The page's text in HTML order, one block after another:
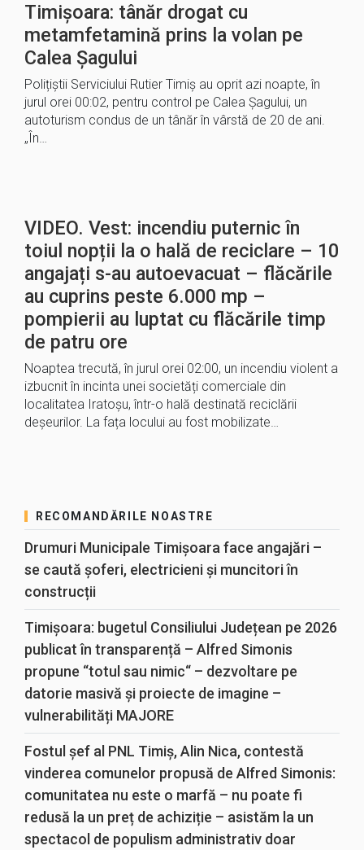
Timișoara: tânăr drogat cu
metamfetamină prins la volan pe
Calea Șagului
Polițiștii Serviciului Rutier Timiș au oprit azi noapte, în
jurul orei 00:02, pentru control pe Calea Șagului, un
autoturism condus de un tânăr în vârstă de 20 de ani.
„În…
VIDEO. Vest: incendiu puternic în
toiul nopții la o hală de reciclare – 10
angajați s-au autoevacuat – flăcările
au cuprins peste 6.000 mp –
pompierii au luptat cu flăcările timp
de patru ore
Noaptea trecută, în jurul orei 02:00, un incendiu violent a
izbucnit în incinta unei societăți comerciale din
localitatea Iratoșu, într-o hală destinată reciclării
deșeurilor. La fața locului au fost mobilizate…
RECOMANDĂRILE NOASTRE
Drumuri Municipale Timișoara face angajări –
se caută șoferi, electricieni și muncitori în
construcții
Timișoara: bugetul Consiliului Județean pe 2026
publicat în transparență – Alfred Simonis
propune “totul sau nimic“ – dezvoltare pe
datorie masivă și proiecte de imagine –
vulnerabilități MAJORE
Fostul șef al PNL Timiș, Alin Nica, contestă
vinderea comunelor propusă de Alfred Simonis:
comunitatea nu este o marfă – nu poate fi
redusă la un preț de achiziție – asistăm la un
spectacol de populism administrativ doar